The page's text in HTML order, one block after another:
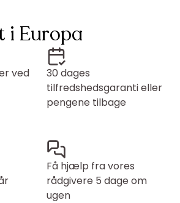
i Europa
ved
30 dages
tilfredshedsgaranti eller
pengene tilbage
Få hjælp fra vores
rådgivere 5 dage om
ugen